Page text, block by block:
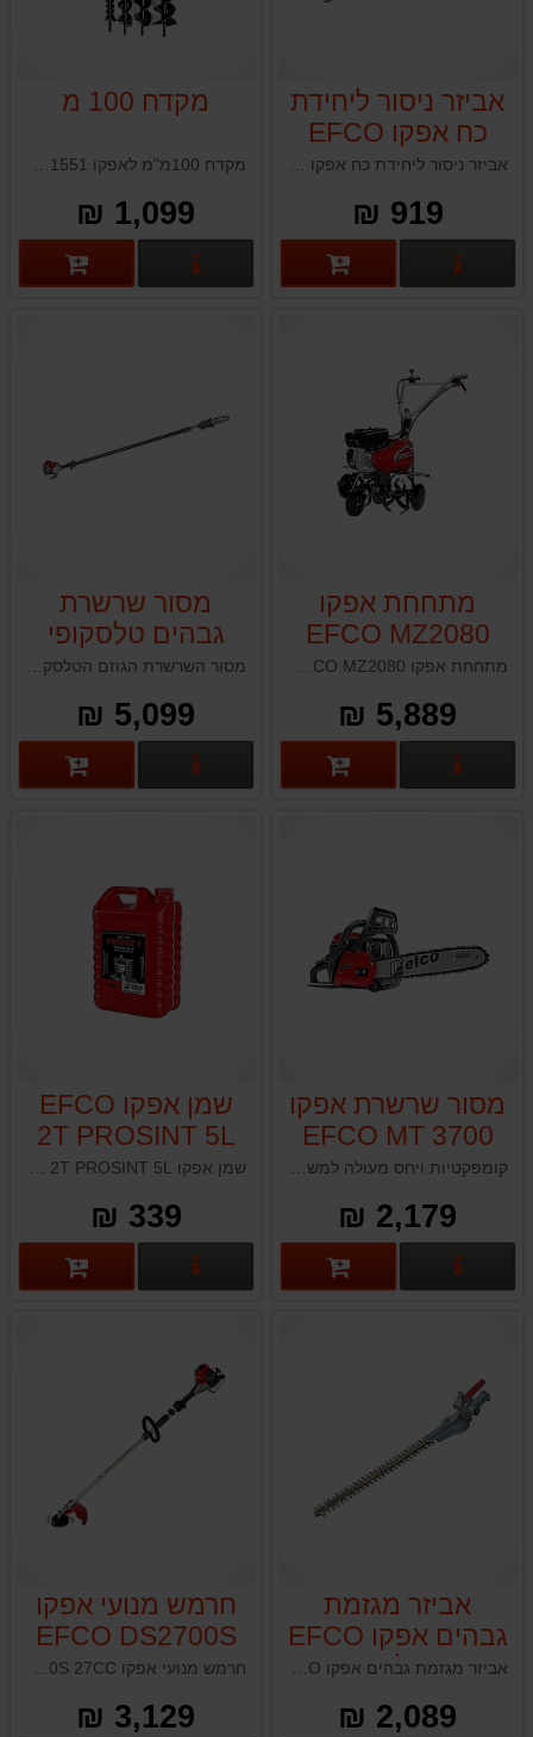
אביזר ניסור ליחידת
כח אפקו EFCO
DS2500D
919 ₪
פרטים נוספים
מקדח 100 מ
1,099 ₪
פרטים נוספים
מתחחת אפקו
EFCO MZ2080
5,889 ₪
פרטים נוספים
מסור שרשרת
גבהים טלסקופי
אפקו EFCO
PTX2710
5,099 ₪
פרטים נוספים
מסור שרשרת אפקו
EFCO MT 3700
36CC
2,179 ₪
פרטים נוספים
שמן אפקו EFCO
2T PROSINT 5L
339 ₪
פרטים נוספים
אביזר מגזמת
גבהים אפקו EFCO
מתאים לחרמשיםאביזר מגזמת גבהים אפקו EFCO מתאים לחרמשים DS2400 , DS2700 , DS3000 , DS3500 תוצרת איטליה
2,089 ₪
חרמש מנועי אפקו
EFCO DS2700S
27CC
חרמש מנועי אפקו EFCO DS2700S 27CC תוצרת איטליה
3,129 ₪